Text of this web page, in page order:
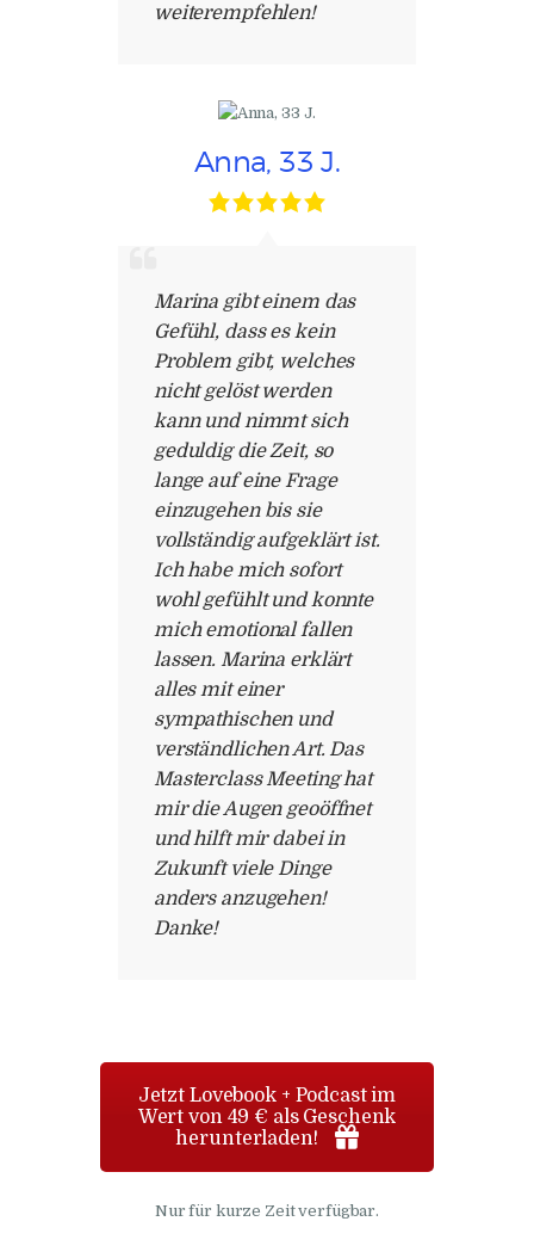
weiterempfehlen!
Anna, 33 J.
Marina gibt einem das
Gefühl, dass es kein
Problem gibt, welches
nicht gelöst werden
kann und nimmt sich
geduldig die Zeit, so
lange auf eine Frage
einzugehen bis sie
vollständig aufgeklärt ist.
Ich habe mich sofort
wohl gefühlt und konnte
mich emotional fallen
lassen. Marina erklärt
alles mit einer
sympathischen und
verständlichen Art. Das
Masterclass Meeting hat
mir die Augen geoöffnet
und hilft mir dabei in
Zukunft viele Dinge
anders anzugehen!
Danke!
Jetzt Lovebook + Podcast im
Wert von 49 € als Geschenk
herunterladen!
Nur für kurze Zeit verfügbar.